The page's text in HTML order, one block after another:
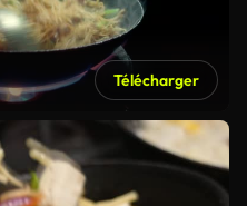
Télécharger